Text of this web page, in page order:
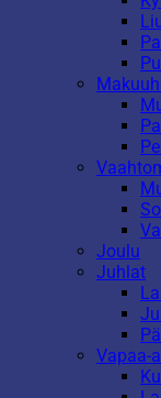
Joulu
Juhlat
Vapaa-